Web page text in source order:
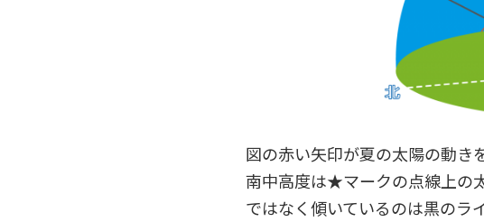
図の赤い矢印が夏の太陽の動き
南中高度は★マークの点線上の
ではなく傾いているのは黒のラ